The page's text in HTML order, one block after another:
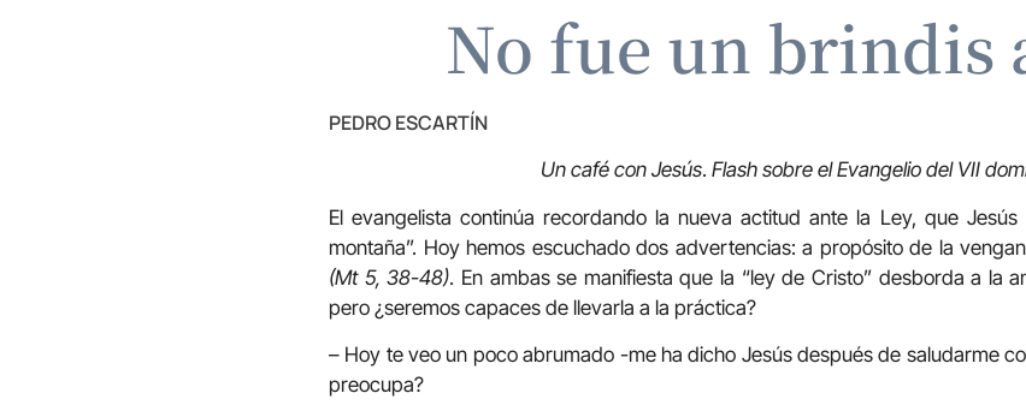
No fue un brindis
PEDRO ESCARTÍN
Un café con Jesús. Flash sobre el Evangelio del VII
El evangelista continúa recordando la nueva actitud ante la Ley, que
montaña”. Hoy hemos escuchado dos advertencias: a propósito de la
(Mt 5, 38-48). En ambas se manifiesta que la “ley de Cristo” desborda a la
pero ¿seremos capaces de llevarla a la práctica?
– Hoy te veo un poco abrumado -me ha dicho Jesús después de saludarme
preocupa?